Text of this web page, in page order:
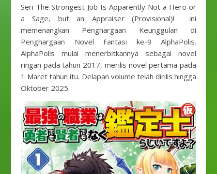
Seri The Strongest Job Is Apparently Not a Hero or
a Sage, but an Appraiser (Provisional)! ini
memenangkan Penghargaan Keunggulan di
Penghargaan Novel Fantasi ke-9 AlphaPolis.
AlphaPolis mulai menerbitkannya sebagai novel
ringan pada tahun 2017, merilis novel pertama pada
1 Maret tahun itu. Delapan volume telah dirilis hingga
Oktober 2025.